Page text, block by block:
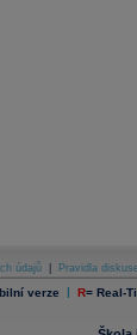
údajů Pravidla
verze | R= Real-